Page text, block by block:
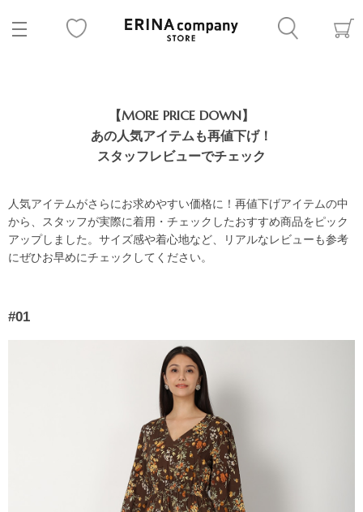
【MORE PRICE DOWN】
あの人気アイテムも再値下げ！
スタッフレビューでチェック
人気アイテムがさらにお求めやすい価格に！再値下げアイテムの中
から、スタッフが実際に着用・チェックしたおすすめ商品をピック
アップしました。サイズ感や着心地など、リアルなレビューも参考
にぜひお早めにチェックしてください。
#01